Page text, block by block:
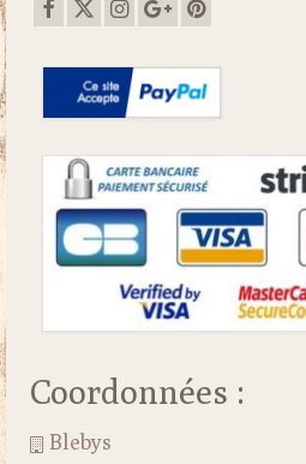
Coordonnées :
Blebys